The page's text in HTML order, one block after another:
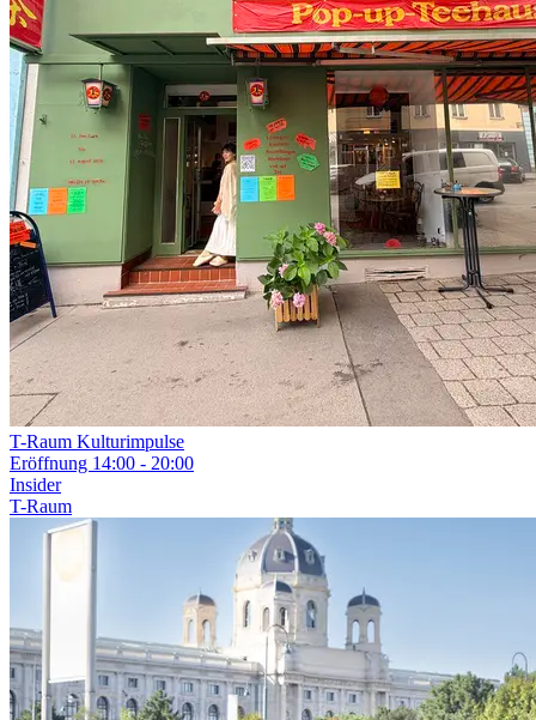
T-Raum Kulturimpulse
Eröffnung 14:00 - 20:00
Insider
T-Raum